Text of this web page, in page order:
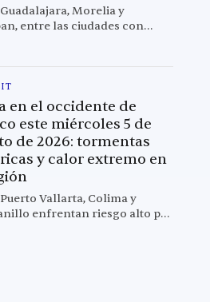
Morelia y
entre las ciudades con
este jueves por lluvias
hasta 41 km/h; Los Mochis
los 39 °C.
en el occidente de
este miércoles 5 de
de 2026: tormentas
y calor extremo en
Vallarta, Colima y
enfrentan riesgo alto por
eléctricas; Culiacán